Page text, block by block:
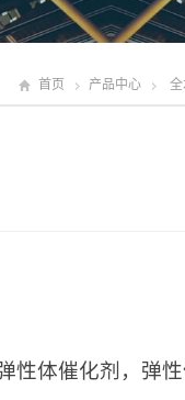
首页 产品中心
性体催化剂，弹